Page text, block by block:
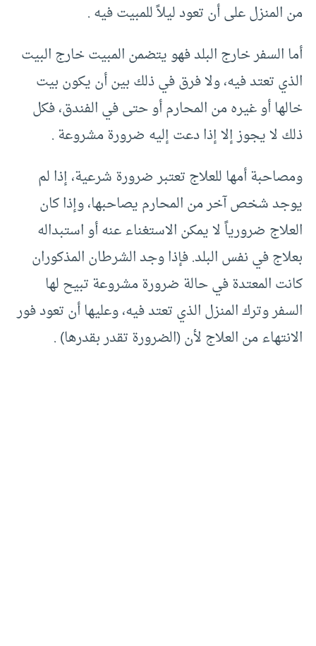
من المنزل على أن تعود ليلاً للمبيت فيه .
أما السفر خارج البلد فهو يتضمن المبيت خارج البيت
الذي تعتد فيه، ولا فرق في ذلك بين أن يكون بيت
خالها أو غيره من المحارم أو حتى في الفندق، فكل
ذلك لا يجوز إلا إذا دعت إليه ضرورة مشروعة .
ومصاحبة أمها للعلاج تعتبر ضرورة شرعية، إذا لم
يوجد شخص آخر من المحارم يصاحبها، وإذا كان
العلاج ضرورياً لا يمكن الاستغناء عنه أو استبداله
بعلاج في نفس البلد. فإذا وجد الشرطان المذكوران
كانت المعتدة في حالة ضرورة مشروعة تبيح لها
السفر وترك المنزل الذي تعتد فيه، وعليها أن تعود فور
الانتهاء من العلاج لأن (الضرورة تقدر بقدرها) .